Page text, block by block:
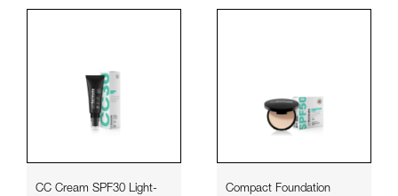
CC Cream SPF30 Light-
Compact Foundation